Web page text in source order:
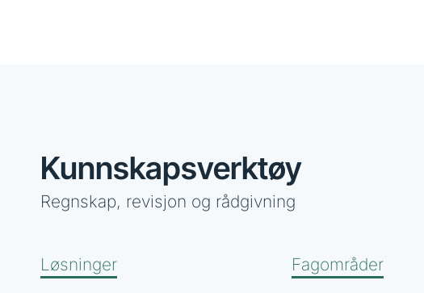
Kunnskapsverktøy
Regnskap, revisjon og rådgivning
Løsninger Fagområder